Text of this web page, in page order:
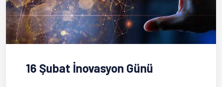
16 Şubat İnovasyon Günü